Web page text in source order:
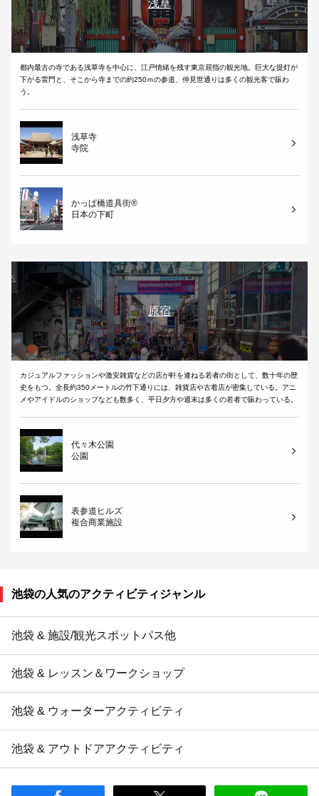
浅草
都内最古の寺である浅草寺を中心に、江戸情緒を残す東京屈指の観光地。巨大な提灯が
下がる雷門と、そこから寺までの約250ｍの参道、仲見世通りは多くの観光客で賑わ
う。
浅草寺
寺院
かっぱ橋道具街®
日本の下町
原宿
カジュアルファッションや激安雑貨などの店が軒を連ねる若者の街として、数十年の歴
史をもつ。全長約350メートルの竹下通りには、雑貨店や古着店が密集している。アニ
メやアイドルのショップなども数多く、平日夕方や週末は多くの若者で賑わっている。
代々木公園
公園
表参道ヒルズ
複合商業施設
池袋の人気のアクティビティジャンル
池袋 & 施設/観光スポットパス他
池袋 & レッスン＆ワークショップ
池袋 & ウォーターアクティビティ
池袋 & アウトドアアクティビティ